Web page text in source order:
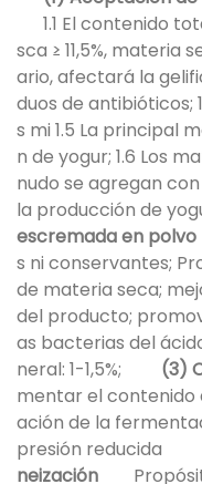
1.1 El contenido
sca ≥ 11,5%, materia
ario, afectará la
duos de antibióticos;
s mi 1.5 La principal
n de yogur; 1.6 Los
nudo se agregan
la producción de
escremada en polvo
s ni conservantes;
de materia seca;
del producto;
as bacterias del
neral: 1-1,5%; (3)
mentar el contenido
ación de la
presión reducida
neización